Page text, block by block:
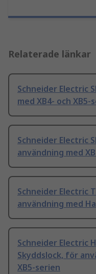
Relaterade länkar
Schneider Electric
med XB4- och XB5-
Schneider Electric
användning med
Schneider Electric
användning med
Schneider Electric
Skyddslock, för
XB5-serien